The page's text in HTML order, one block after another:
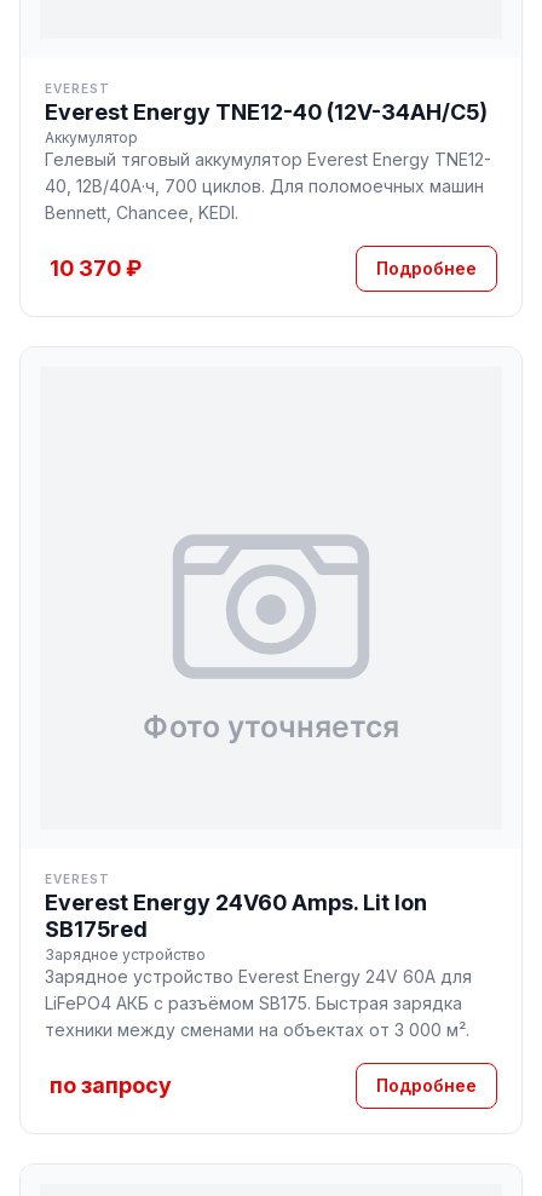
EVEREST
Everest Energy TNE12-40 (12V-34AH/C5)
Аккумулятор
Гелевый тяговый аккумулятор Everest Energy TNE12-
40, 12В/40А·ч, 700 циклов. Для поломоечных машин
Bennett, Chancee, KEDI.
10 370 ₽ Подробнее
EVEREST
Everest Energy 24V60 Amps. Lit Ion
SB175red
Зарядное устройство
Зарядное устройство Everest Energy 24V 60A для
LiFePO4 АКБ с разъёмом SB175. Быстрая зарядка
техники между сменами на объектах от 3 000 м².
по запросу Подробнее